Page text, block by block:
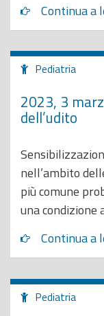
Continua a
Pediatria
2023, 3
dell’udito
nell’ambito
più comune
una condizione
Continua a
Pediatria